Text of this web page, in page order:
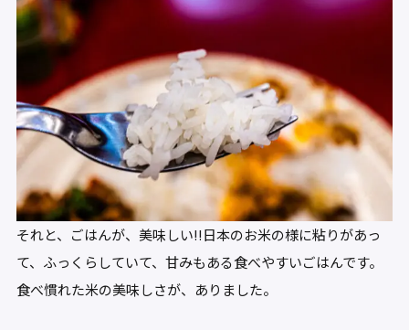
それと、ごはんが、美味しい!!日本のお米の様に粘りがあっ
て、ふっくらしていて、甘みもある食べやすいごはんです。
食べ慣れた米の美味しさが、ありました。